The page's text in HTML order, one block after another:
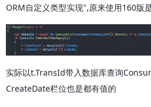
ORM自定义类型实现",原来使用160版
实际以t.TransId带入数据库查询
CreateDate栏位也是都有值的